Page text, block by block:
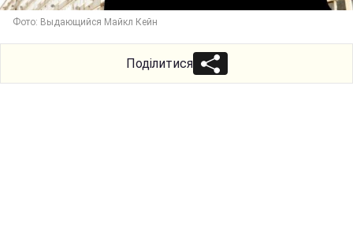
Фото: Выдающийся Майкл Кейн
Поділитися